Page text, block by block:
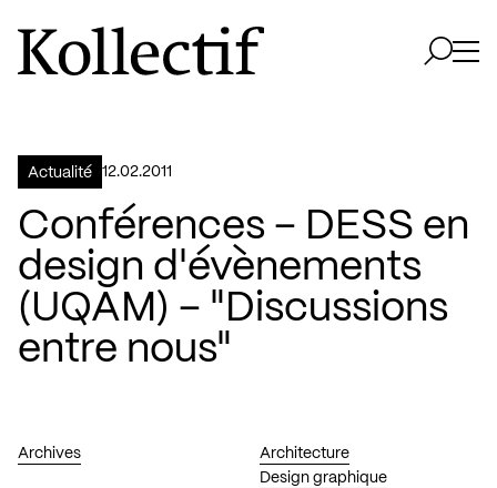
Aller à la page d'accueil
Logo Kollectif
Actualité 12.02.2011
Conférences – DESS en
design d'évènements
(UQAM) – "Discussions
entre nous"
Archives
Architecture
Design graphique